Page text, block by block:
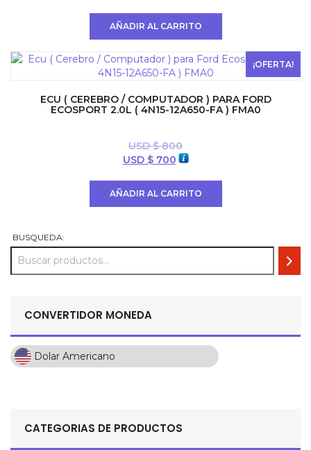
era:
$ 800.
es:
$ 600.
AÑADIR AL CARRITO
¡OFERTA!
ECU ( CEREBRO / COMPUTADOR ) PARA FORD
ECOSPORT 2.0L ( 4N15-12A650-FA ) FMA0
USD $800
El
era:
USD $700El
es:
AÑADIR AL CARRITO
BUSQUEDA:
CONVERTIDOR MONEDA
Dolar Americano
Dolar Americano
Pesos Mexicanos
CATEGORIAS DE PRODUCTOS